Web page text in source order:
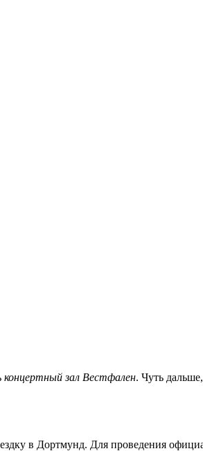
концертный зал Вестфален. Чуть
в Дортмунд. Для проведения